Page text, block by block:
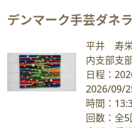
デンマーク手芸ダネラ
平井 寿
内支部支
日程：
2026/09/
時間：
回数：全5